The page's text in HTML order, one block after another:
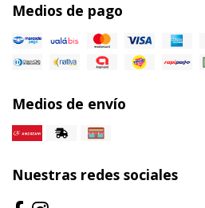
Medios de pago
Medios de envío
Nuestras redes sociales